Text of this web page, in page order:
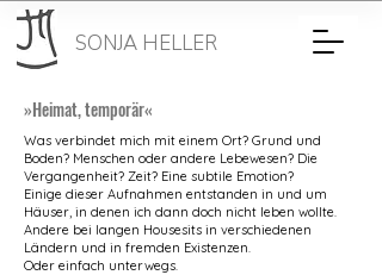
SONJA HELLER
»Heimat, temporär«
Was verbindet mich mit einem Ort? Grund und
Boden? Menschen oder andere Lebewesen? Die
Vergangenheit? Zeit? Eine subtile Emotion?
Einige dieser Aufnahmen entstanden in und um
Häuser, in denen ich dann doch nicht leben wollte.
Andere bei langen Housesits in verschiedenen
Ländern und in fremden Existenzen.
Oder einfach unterwegs.